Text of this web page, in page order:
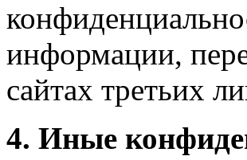
информации,
сайтах третьих
4. Иные